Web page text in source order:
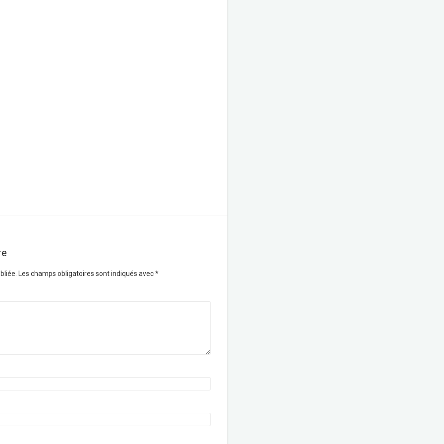
Les champs obligatoires sont indiqués avec*